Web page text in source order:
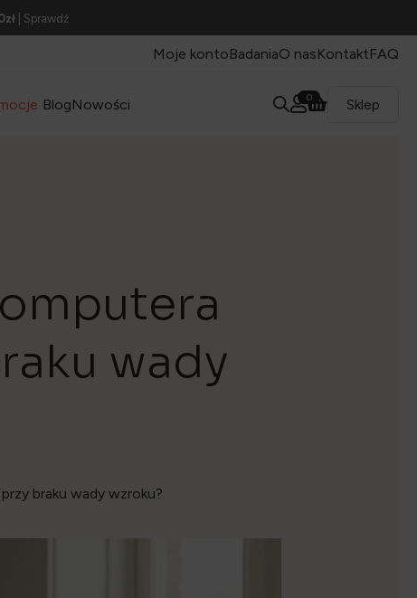
| Sprawdź
Moje kontoBadaniaO nasKontaktFAQ
BlogNowości 0 Sklep
wady
braku wady wzroku?